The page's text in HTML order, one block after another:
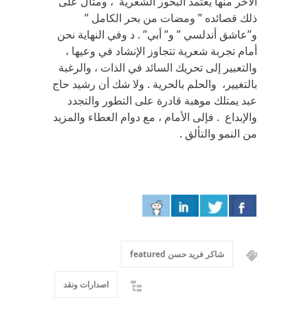
ذلك قصائده ” ومضات من بحر الكامل ”
و”عاشق أندلسي ” و” أبي” . د وفي النهاية نحن
أمام تجربة شعرية تتجاوز الإنشاد في وعيها ،
والتعبير إلى تحريك السائد في الذات ، والرغبة
بالتغيير، والحلم بالحرية . ولا شك أن رشيد حاج
عبد يمتلك موهبة قادرة على التطور والتجدد
والإبداع . فإلى الأمام ، مع دوام العطاء والمزيد
من النمو والتألق .
شاكر فريد حسن featured
اصدارات ونقد